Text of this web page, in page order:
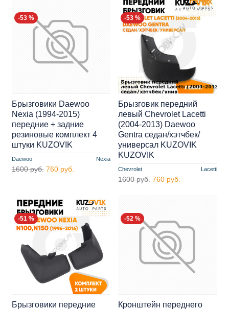
-53 %
Daewoo Nexia
Брызговики Daewoo
Nexia (1994-2015)
передние + задние
резиновые комплект 4
штуки KUZOVIK
1600 руб. 760 руб.
-53 %
Chevrolet Lacetti
Брызговик передний
левый Chevrolet Lacetti
(2004-2013) Daewoo
Gentra седан/хэтчбек/
универсал KUZOVIK
KUZOVIK
1600 руб. 760 руб.
-51 %
Брызговики передние
-52 %
Кронштейн переднего